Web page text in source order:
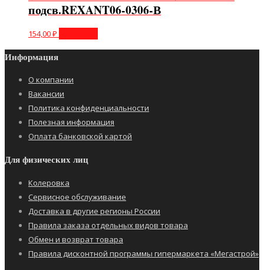
подсв.REXANT06-0306-В
154,00₽
Информация
О компании
Вакансии
Политика конфиденциальности
Полезная информация
Оплата банковской картой
Для физических лиц
Колеровка
Сервисное обслуживание
Доставка в другие регионы России
Правила заказа отдельных видов товара
Обмен и возврат товара
Правила дисконтной программы гипермаркета «Мегастрой»